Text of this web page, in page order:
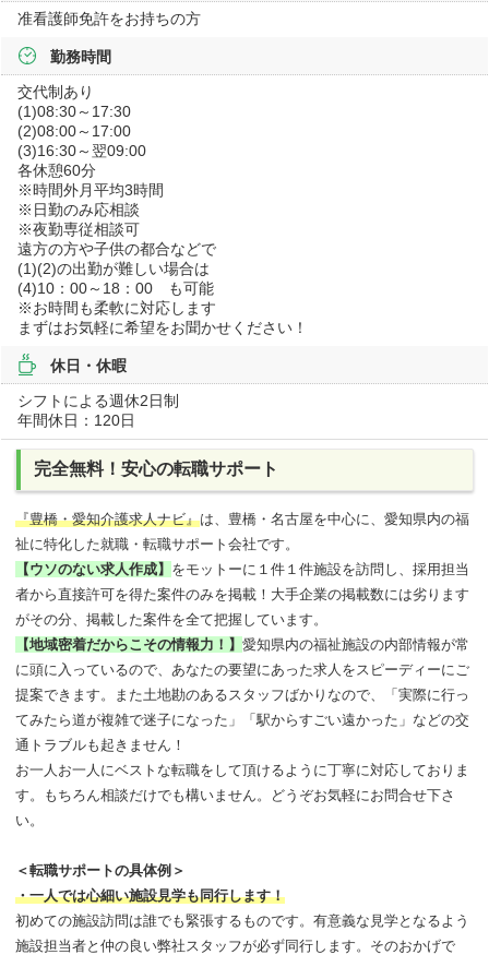
准看護師免許をお持ちの方
勤務時間
交代制あり
(1)08:30～17:30
(2)08:00～17:00
(3)16:30～翌09:00
各休憩60分
※時間外月平均3時間
※日勤のみ応相談
※夜勤専従相談可
遠方の方や子供の都合などで
(1)(2)の出勤が難しい場合は
(4)10：00～18：00 も可能
※お時間も柔軟に対応します
まずはお気軽に希望をお聞かせください！
休日・休暇
シフトによる週休2日制
年間休日：120日
完全無料！安心の転職サポート
『豊橋・愛知介護求人ナビ』は、豊橋・名古屋を中心に、愛知県内の福
祉に特化した就職・転職サポート会社です。
【ウソのない求人作成】 をモットーに１件１件施設を訪問し、採用担当
者から直接許可を得た案件のみを掲載！大手企業の掲載数には劣ります
がその分、掲載した案件を全て把握しています。
【地域密着だからこその情報力！】愛知県内の福祉施設の内部情報が常
に頭に入っているので、あなたの要望にあった求人をスピーディーにご
提案できます。また土地勘のあるスタッフばかりなので、「実際に行っ
てみたら道が複雑で迷子になった」「駅からすごい遠かった」などの交
通トラブルも起きません！
お一人お一人にベストな転職をして頂けるように丁寧に対応しておりま
す。もちろん相談だけでも構いません。どうぞお気軽にお問合せ下さ
い。
＜転職サポートの具体例＞
・一人では心細い施設見学も同行します！
初めての施設訪問は誰でも緊張するものです。有意義な見学となるよう
施設担当者と仲の良い弊社スタッフが必ず同行します。そのおかげで